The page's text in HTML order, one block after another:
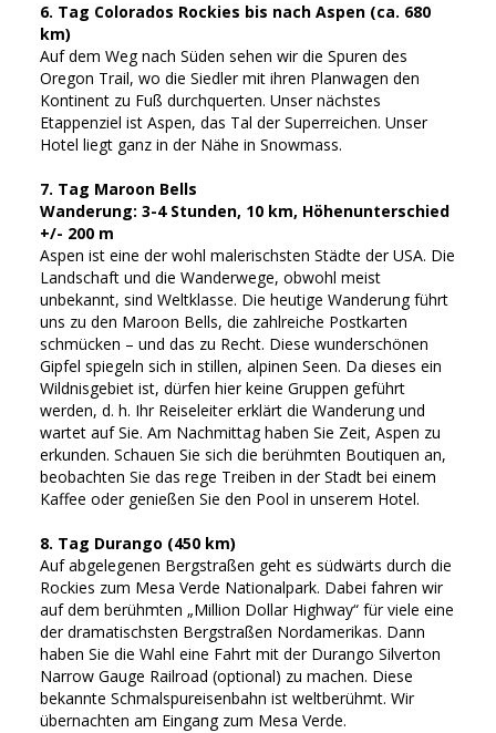
6. Tag Colorados Rockies bis nach Aspen (ca. 680
km)
Auf dem Weg nach Süden sehen wir die Spuren des
Oregon Trail, wo die Siedler mit ihren Planwagen den
Kontinent zu Fuß durchquerten. Unser nächstes
Etappenziel ist Aspen, das Tal der Superreichen. Unser
Hotel liegt ganz in der Nähe in Snowmass.
7. Tag Maroon Bells
Wanderung: 3-4 Stunden, 10 km, Höhenunterschied
+/- 200 m
Aspen ist eine der wohl malerischsten Städte der USA. Die
Landschaft und die Wanderwege, obwohl meist
unbekannt, sind Weltklasse. Die heutige Wanderung führt
uns zu den Maroon Bells, die zahlreiche Postkarten
schmücken – und das zu Recht. Diese wunderschönen
Gipfel spiegeln sich in stillen, alpinen Seen. Da dieses ein
Wildnisgebiet ist, dürfen hier keine Gruppen geführt
werden, d. h. Ihr Reiseleiter erklärt die Wanderung und
wartet auf Sie. Am Nachmittag haben Sie Zeit, Aspen zu
erkunden. Schauen Sie sich die berühmten Boutiquen an,
beobachten Sie das rege Treiben in der Stadt bei einem
Kaffee oder genießen Sie den Pool in unserem Hotel.
8. Tag Durango (450 km)
Auf abgelegenen Bergstraßen geht es südwärts durch die
Rockies zum Mesa Verde Nationalpark. Dabei fahren wir
auf dem berühmten „Million Dollar Highway“ für viele eine
der dramatischsten Bergstraßen Nordamerikas. Dann
haben Sie die Wahl eine Fahrt mit der Durango Silverton
Narrow Gauge Railroad (optional) zu machen. Diese
bekannte Schmalspureisenbahn ist weltberühmt. Wir
übernachten am Eingang zum Mesa Verde.